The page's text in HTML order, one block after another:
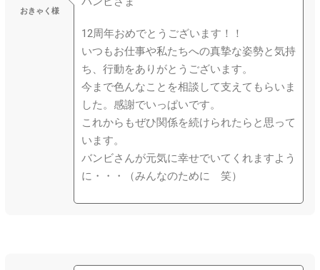
おきゃく様
12周年おめでとうございます！！
いつもお仕事や私たちへの真摯な姿勢と気持
ち、行動をありがとうございます。
今まで色んなことを相談して支えてもらいま
した。感謝でいっぱいです。
これからもぜひ関係を続けられたらと思って
います。
バンビさんが元気に幸せでいてくれますよう
に・・・（みんなのために 笑）